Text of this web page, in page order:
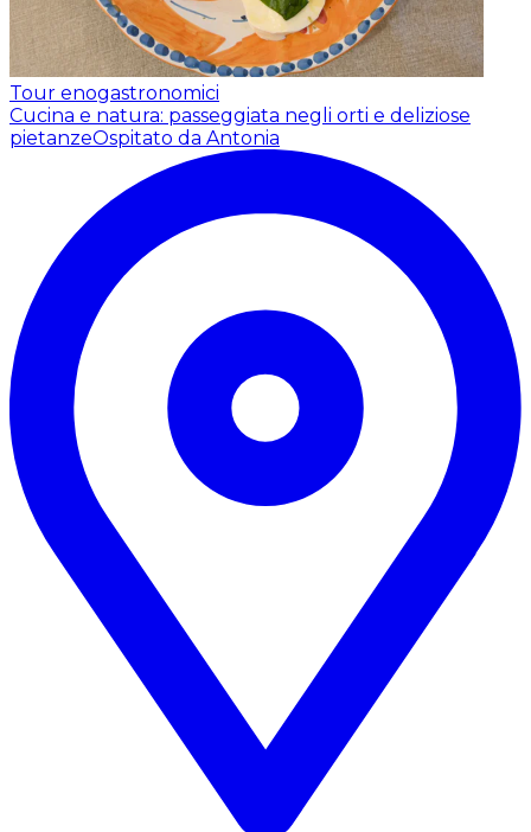
Tour enogastronomici
Cucina e natura: passeggiata negli orti e deliziose
pietanzeOspitato da Antonia